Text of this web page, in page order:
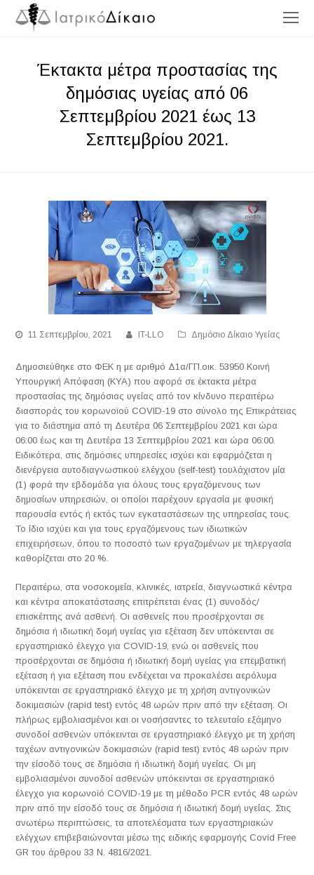
Έκτακτα μέτρα προστασίας της
δημόσιας υγείας από 06
Σεπτεμβρίου 2021 έως 13
Σεπτεμβρίου 2021.
11 Σεπτεμβρίου, 2021 IT-LLO Δημόσιο Δίκαιο Υγείας
Δημοσιεύθηκε στο ΦΕΚ η με αριθμό Δ1α/ΓΠ.οικ. 53950 Κοινή
Υπουργική Απόφαση (ΚΥΑ) που αφορά σε έκτακτα μέτρα
προστασίας της δημόσιας υγείας από τον κίνδυνο περαιτέρω
διασποράς του κορωνοϊού COVID-19 στο σύνολο της Επικράτειας
για το διάστημα από τη Δευτέρα 06 Σεπτεμβρίου 2021 και ώρα
06:00 έως και τη Δευτέρα 13 Σεπτεμβρίου 2021 και ώρα 06:00.
Ειδικότερα, στις δημόσιες υπηρεσίες ισχύει και εφαρμόζεται η
διενέργεια αυτοδιαγνωστικού ελέγχου (self-test) τουλάχιστον μία
(1) φορά την εβδομάδα για όλους τους εργαζόμενους των
δημοσίων υπηρεσιών, οι οποίοι παρέχουν εργασία με φυσική
παρουσία εντός ή εκτός των εγκαταστάσεων της υπηρεσίας τους.
Το ίδιο ισχύει και για τους εργαζόμενους των ιδιωτικών
επιχειρήσεων, όπου το ποσοστό των εργαζομένων με τηλεργασία
καθορίζεται στο 20 %.
Περαιτέρω, στα νοσοκομεία, κλινικές, ιατρεία, διαγνωστικά κέντρα
και κέντρα αποκατάστασης επιτρέπεται ένας (1) συνοδός/
επισκέπτης ανά ασθενή. Οι ασθενείς που προσέρχονται σε
δημόσια ή ιδιωτική δομή υγείας για εξέταση δεν υπόκεινται σε
εργαστηριακό έλεγχο για COVID-19, ενώ οι ασθενείς που
προσέρχονται σε δημόσια ή ιδιωτική δομή υγείας για επεμβατική
εξέταση ή για εξέταση που ενδέχεται να προκαλέσει αερόλυμα
υπόκεινται σε εργαστηριακό έλεγχο με τη χρήση αντιγονικών
δοκιμασιών (rapid test) εντός 48 ωρών πριν από την εξέταση. Οι
πλήρως εμβολιασμένοι και οι νοσήσαντες το τελευταίο εξάμηνο
συνοδοί ασθενών υπόκεινται σε εργαστηριακό έλεγχο με τη χρήση
ταχέων αντιγονικών δοκιμασιών (rapid test) εντός 48 ωρών πριν
την είσοδό τους σε δημόσια ή ιδιωτική δομή υγείας. Οι μη
εμβολιασμένοι συνοδοί ασθενών υπόκεινται σε εργαστηριακό
έλεγχο για κορωνοϊό COVID-19 με τη μέθοδο PCR εντός 48 ωρών
πριν από την είσοδό τους σε δημόσια ή ιδιωτική δομή υγείας. Στις
ανωτέρω περιπτώσεις, τα αποτελέσματα των εργαστηριακών
ελέγχων επιβεβαιώνονται μέσω της ειδικής εφαρμογής Covid Free
GR του άρθρου 33 Ν. 4816/2021.